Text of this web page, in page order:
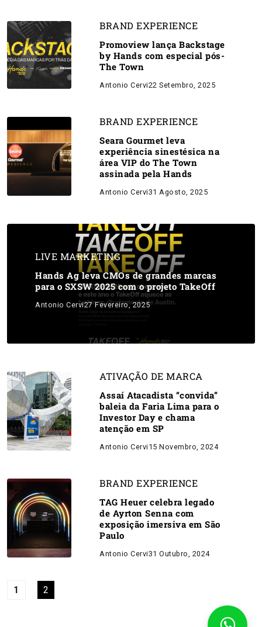
BRAND EXPERIENCE
Promoview lança Backstage
by Hands com especial pós-
The Town
Antonio Cervi22 Setembro, 2025
BRAND EXPERIENCE
Seara Gourmet leva
experiência sinestésica na
área VIP do The Town
assinada pela Hands
Antonio Cervi31 Agosto, 2025
LIVE MARKETING
Hands Ag leva CMOs de grandes marcas
para o SXSW 2025 com o projeto TakeOff
Antonio Cervi27 Fevereiro, 2025
ATIVAÇÃO DE MARCA
Assaí Atacadista “convida”
baleia da Faria Lima para o
Investor Day e chama
atenção em SP
Antonio Cervi 15 Novembro, 2024
BRAND EXPERIENCE
TAG Heuer celebra legado
de Ayrton Senna com
exposição imersiva em São
Paulo
Antonio Cervi31 Outubro, 2024
1 2